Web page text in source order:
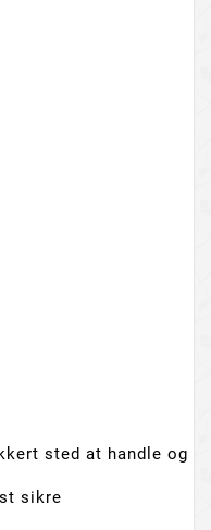
sted at handle og
sikre